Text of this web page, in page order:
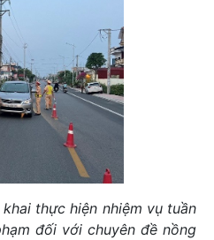
thực hiện nhiệm vụ tuần
đối với chuyên đề nồng